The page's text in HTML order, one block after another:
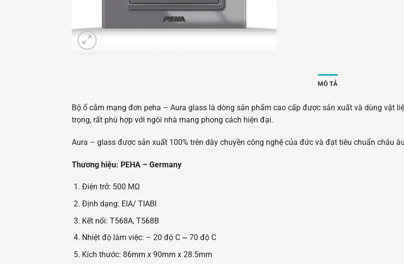
MÔ TẢ
Bộ ổ cắm mạng đơn peha – Aura glass là dòng sản phẩm cao cấp được sản xuất và dùng vật
trọng, rất phù hợp với ngôi nhà mang phong cách hiện đại.
Aura – glass được sản xuất 100% trên dây chuyền công nghệ của đức và đạt tiêu chuẩn châu
Thương hiệu: PEHA – Germany
Điện trở: 500 MΩ
Định dạng: EIA/ TIABI
Kết nối: T568A, T568B
Nhiệt độ làm việc: – 20 độ C ~ 70 độ C
Kích thước: 86mm x 90mm x 28.5mm